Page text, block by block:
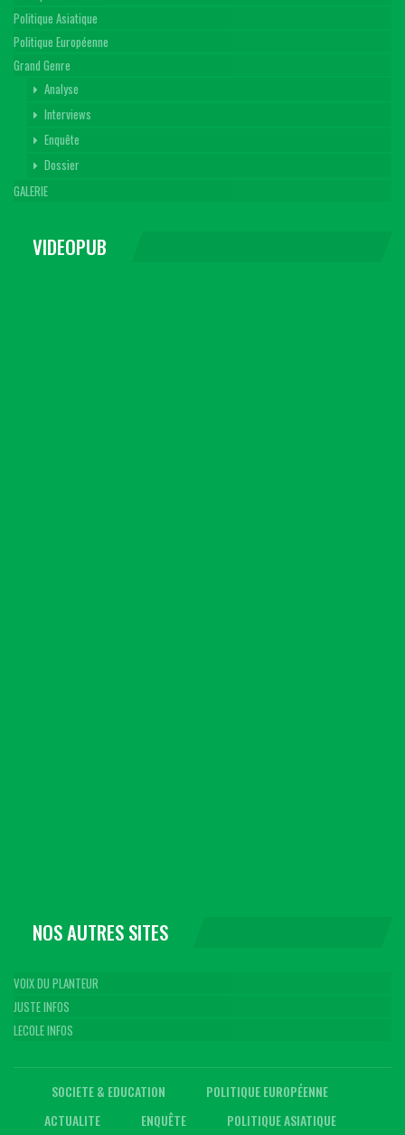
Politique Asiatique
Politique Européenne
Grand Genre
Analyse
Interviews
Enquête
Dossier
GALERIE
VIDEOPUB
NOS AUTRES SITES
VOIX DU PLANTEUR
JUSTE INFOS
LECOLE INFOS
SOCIETE & EDUCATION
POLITIQUE EUROPÉENNE
ACTUALITE
ENQUÊTE POLITIQUE ASIATIQUE